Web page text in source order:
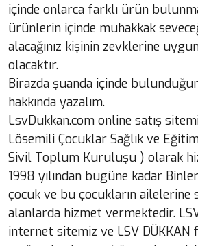
içinde onlarca farklı ürün
ürünlerin içinde muhakkak
alacağınız kişinin zevklerine
olacaktır.
Birazda şuanda içinde
hakkında yazalım.
LsvDukkan.com online satış
Lösemili Çocuklar Sağlık ve
Sivil Toplum Kuruluşu ) olarak
1998 yılından bugüne kadar
çocuk ve bu çocukların ailelerine
alanlarda hizmet vermektedir.
internet sitemiz ve LSV DÜKKAN